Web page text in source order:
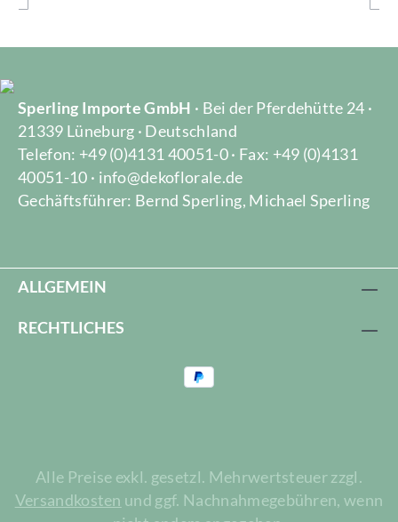
Sperling Importe GmbH · Bei der Pferdehütte 24 ·
21339 Lüneburg · Deutschland
Telefon: +49 (0)4131 40051-0 · Fax: +49 (0)4131
40051-10 · info@dekoflorale.de
Gechäftsführer: Bernd Sperling, Michael Sperling
ALLGEMEIN
RECHTLICHES
Alle Preise exkl. gesetzl. Mehrwertsteuer zzgl.
Versandkosten und ggf. Nachnahmegebühren, wenn